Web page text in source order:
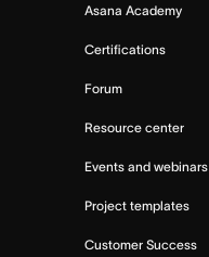
Asana Academy
Certifications
Forum
Resource center
Events and webinars
Project templates
Customer Success